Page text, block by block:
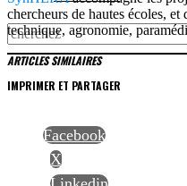
chercheurs de hautes écoles,
technique, agronomie,
ARTICLES SIMILAIRES
IMPRIMER ET PARTAGER
Facebook
X